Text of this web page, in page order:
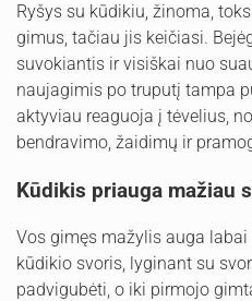
Ryšys su kūdikiu, žinoma,
gimus, tačiau jis keičiasi.
suvokiantis ir visiškai nuo
naujagimis po truputį tampa
aktyviau reaguoja į tėvelius,
bendravimo, žaidimų ir
Kūdikis priauga mažiau
Vos gimęs mažylis auga
kūdikio svoris, lyginant su
padvigubėti, o iki pirmojo